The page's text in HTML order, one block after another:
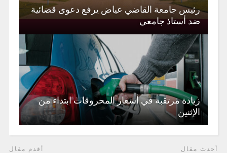
رئيس جامعة القاضي عياض يرفع دعوى قضائية
ضد أستاذ جامعي
زيادة مرتقبة في أسعار المحروقات ابتداء من
الإثنين
أحدث مقال أقدم مقال